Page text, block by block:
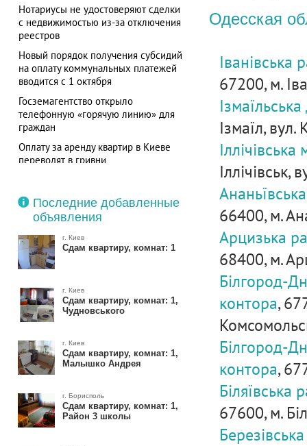
Нотариусы не удостоверяют сделки
с недвижимостью из-за отключения
реестров
Новый порядок получения субсидий
на оплату коммунальных платежей
вводится с 1 октября
Госземагентство открыло
телефонную «горячую линию» для
граждан
Оплату за аренду квартир в Киеве
переводят в гривни
Последние добавленные
объявления
г. Киев
Сдам квартиру, комнат: 1
г. Киев
Сдам квартиру, комнат: 1,
Чудновського
г. Киев
Сдам квартиру, комнат: 1,
Малышко Андрея
г. Борисполь
Сдам квартиру, комнат: 1,
Район 3 школы
Одесская
67200, м.
Ізмаїл,
Іллічівськ,
66400, м.
Арцизька
68400, м.
Білгород-
контора,
Білгород-
контора,
67600, м.